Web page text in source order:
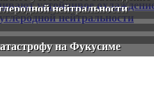
нейтральности
на Фукусиме